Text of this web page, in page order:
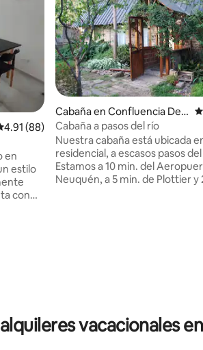
promedio: 4.91 de 5, 88 reseñas
4.91 (88)
en
estilo
con
Cabaña en Confluencia Dep
artment
Cabaña a pasos del río
Nuestra cabaña está ubicada
residencial, a escasos pasos
Estamos a 10 min. del
Neuquén, a 5 min. de Plottier y
vacacionales